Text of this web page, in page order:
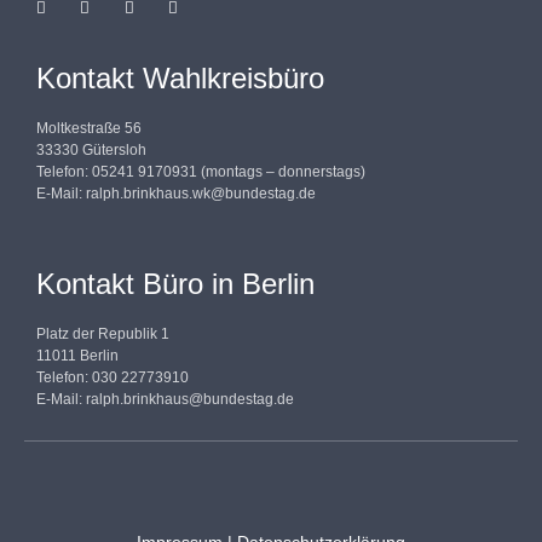
Kontakt Wahlkreisbüro
Moltkestraße 56
33330 Gütersloh
Telefon: 05241 9170931 (montags – donnerstags)
E-Mail: ralph.brinkhaus.wk@bundestag.de
Kontakt Büro in Berlin
Platz der Republik 1
11011 Berlin
Telefon: 030 22773910
E-Mail: ralph.brinkhaus@bundestag.de